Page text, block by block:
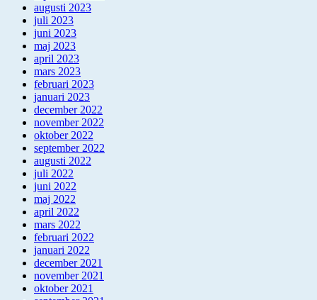
augusti 2023
juli 2023
juni 2023
maj 2023
april 2023
mars 2023
februari 2023
januari 2023
december 2022
november 2022
oktober 2022
september 2022
augusti 2022
juli 2022
juni 2022
maj 2022
april 2022
mars 2022
februari 2022
januari 2022
december 2021
november 2021
oktober 2021